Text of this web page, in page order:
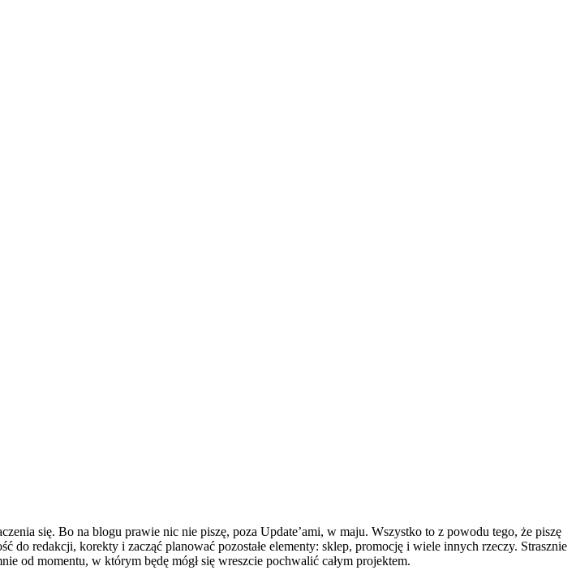
się. Bo na blogu prawie nic nie piszę, poza Update’ami, w maju. Wszystko to z powodu tego, że piszę
do redakcji, korekty i zacząć planować pozostałe elementy: sklep, promocję i wiele innych rzeczy. Strasznie
od momentu, w którym będę mógł się wreszcie pochwalić całym projektem.